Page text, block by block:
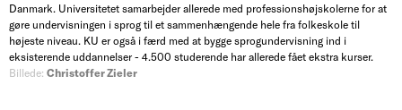
Danmark. Universitetet samarbejder allerede med professionshøjskolerne for at
gøre undervisningen i sprog til et sammenhængende hele fra folkeskole til
højeste niveau. KU er også i færd med at bygge sprogundervisning ind i
eksisterende uddannelser - 4.500 studerende har allerede fået ekstra kurser.
Billede: Christoffer Zieler